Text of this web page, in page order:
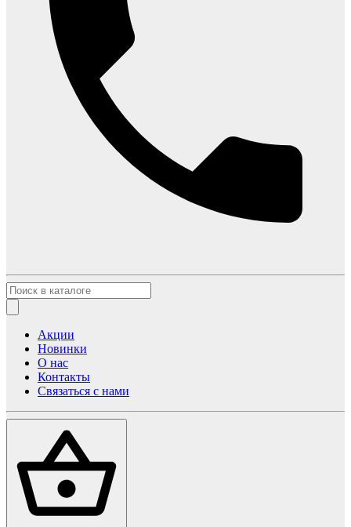
Акции
Новинки
О нас
Контакты
Связаться с нами